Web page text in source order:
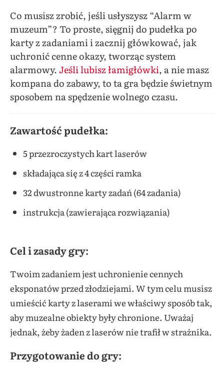
Co musisz zrobić, jeśli usłyszysz “Alarm w
muzeum”? To proste, sięgnij do pudełka po
karty z zadaniami i zacznij główkować, jak
uchronić cenne okazy, tworząc system
alarmowy.Jeśli lubisz łamigłówki, a nie masz
kompana do zabawy, to ta gra będzie świetnym
sposobem na spędzenie wolnego czasu.
Zawartość pudełka:
5 przezroczystych kart laserów
składająca się z 4 części ramka
32 dwustronne karty zadań (64 zadania)
instrukcja (zawierająca rozwiązania)
Cel i zasady gry:
Twoim zadaniem jest uchronienie cennych
eksponatów przed złodziejami. W tym celu musisz
umieścić karty z laserami we właściwy sposób tak,
aby muzealne obiekty były chronione. Uważaj
jednak, żeby żaden z laserów nie trafił w strażnika.
Przygotowanie do gry: